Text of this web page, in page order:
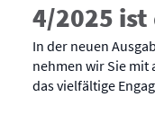
4/2025 ist
In der neuen
nehmen wir Sie mit
das vielfältige